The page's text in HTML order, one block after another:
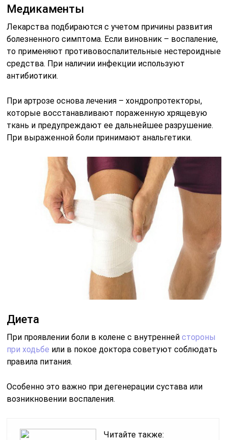
Медикаменты
Лекарства подбираются с учетом причины развития
болезненного симптома. Если виновник – воспаление,
то применяют противовоспалительные нестероидные
средства. При наличии инфекции используют
антибиотики.
При артрозе основа лечения – хондропротекторы,
которые восстанавливают пораженную хрящевую
ткань и предупреждают ее дальнейшее разрушение.
При выраженной боли принимают анальгетики.
Диета
При проявлении боли в колене с внутреннейстороны
при ходьбе или в покое доктора советуют соблюдать
правила питания.
Особенно это важно при дегенерации сустава или
возникновении воспаления.
Читайте также: